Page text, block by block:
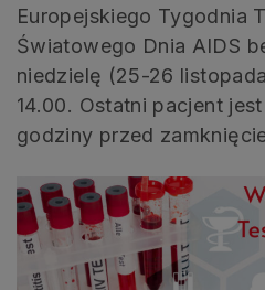
Europejskiego Tygodnia
Światowego Dnia AIDS
niedzielę (25-26
14.00. Ostatni pacjent
godziny przed